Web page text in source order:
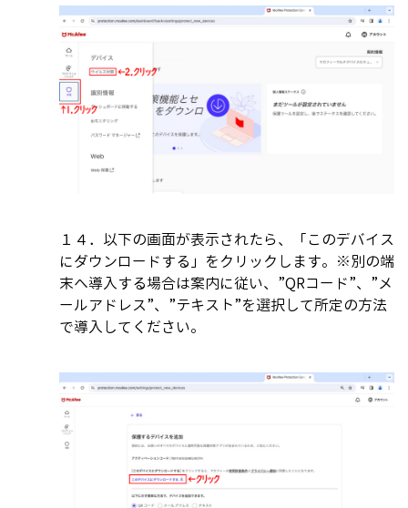
１４．以下の画面が表示されたら、「このデバイス
にダウンロードする」をクリックします。※別の端
末へ導入する場合は案内に従い、”QRコード”、”メ
ールアドレス”、”テキスト”を選択して所定の方法
で導入してください。